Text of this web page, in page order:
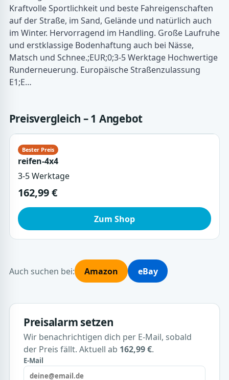
Kraftvolle Sportlichkeit und beste Fahreigenschaften
auf der Straße, im Sand, Gelände und natürlich auch
im Winter. Hervorragend im Handling. Große Laufruhe
und erstklassige Bodenhaftung auch bei Nässe,
Matsch und Schnee.;EUR;0;3-5 Werktage Hochwertige
Runderneuerung. Europäische Straßenzulassung
E1;E…
Preisvergleich – 1 Angebot
reifen-4x4
3-5 Werktage
162,99 €
Zum Shop
Auch suchen bei: Amazon eBay
Preisalarm setzen
Wir benachrichtigen dich per E-Mail, sobald
der Preis fällt. Aktuell ab 162,99 €.
E-Mail